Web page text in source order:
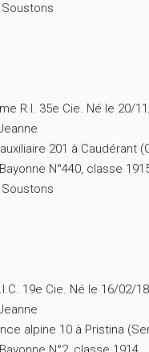
R.I. 35e Cie. Né le 20/
201 à
N°440, classe
19e Cie. Né le 16/02/
alpine 10 à Pristina